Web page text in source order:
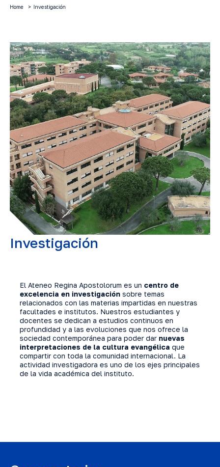
Home Investigación
Investigación
El Ateneo Regina Apostolorum es un centro de
excelencia en investigación sobre temas
relacionados con las materias impartidas en nuestras
facultades e institutos. Nuestros estudiantes y
docentes se dedican a estudios continuos en
profundidad y a las evoluciones que nos ofrece la
sociedad contemporánea para poder dar nuevas
interpretaciones de la cultura evangélica que
compartir con toda la comunidad internacional. La
actividad investigadora es uno de los ejes principales
de la vida académica del instituto.